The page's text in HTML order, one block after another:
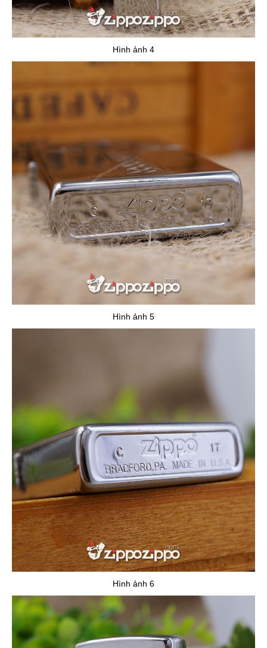
Hình ảnh 4
Hình ảnh 5
Hình ảnh 6